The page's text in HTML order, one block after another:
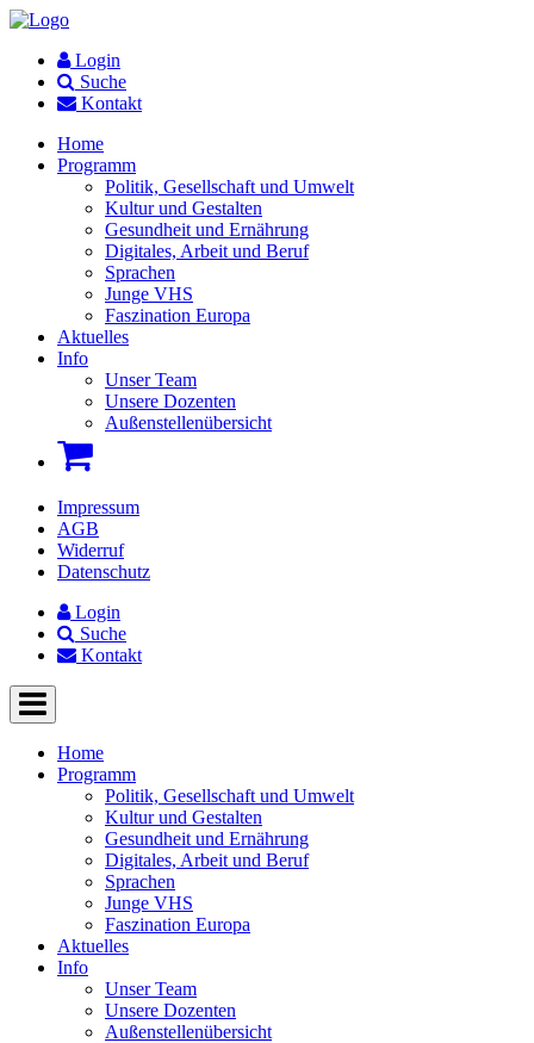
Login
Suche
Kontakt
Home
Programm
Politik, Gesellschaft und Umwelt
Kultur und Gestalten
Gesundheit und Ernährung
Digitales, Arbeit und Beruf
Sprachen
Junge VHS
Faszination Europa
Aktuelles
Info
Unser Team
Unsere Dozenten
Außenstellenübersicht
Impressum
AGB
Widerruf
Datenschutz
Login
Suche
Kontakt
Home
Programm
Politik, Gesellschaft und Umwelt
Kultur und Gestalten
Gesundheit und Ernährung
Digitales, Arbeit und Beruf
Sprachen
Junge VHS
Faszination Europa
Aktuelles
Info
Unser Team
Unsere Dozenten
Außenstellenübersicht